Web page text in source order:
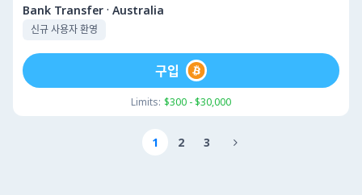
Bank Transfer · Australia
신규 사용자 환영
Limits: $300 - $30,000
구입
1 2 3 